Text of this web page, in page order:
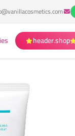
header.shop